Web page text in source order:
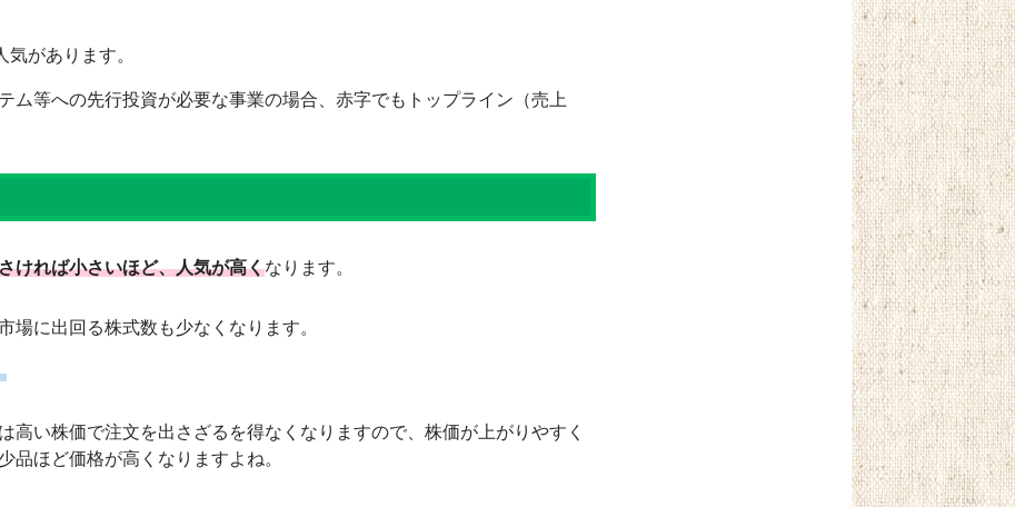
があります。
ム等への先行投資が必要な事業の場合、赤字でもトップライン（売上
ければ小さいほど、人気が高くなります。
場に出回る株式数も少なくなります。
高い株価で注文を出さざるを得なくなりますので、株価が上がりやすく
品ほど価格が高くなりますよね。